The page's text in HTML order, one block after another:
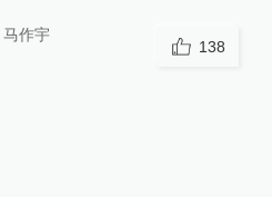
马作宇
138